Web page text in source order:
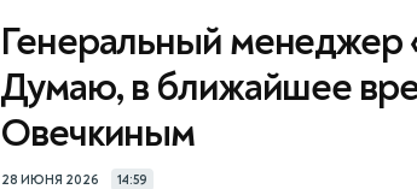
Генеральный менеджер
Думаю, в ближайшее
Овечкиным
28 ИЮНЯ 2026 14:59